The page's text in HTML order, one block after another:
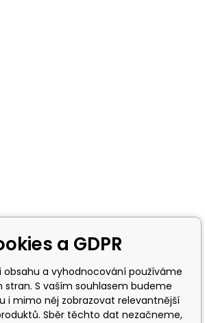
a GDPR
obsahu a vyhodnocování používáme
S vaším souhlasem budeme
i mimo něj zobrazovat relevantnější
Sběr těchto dat nezačneme,